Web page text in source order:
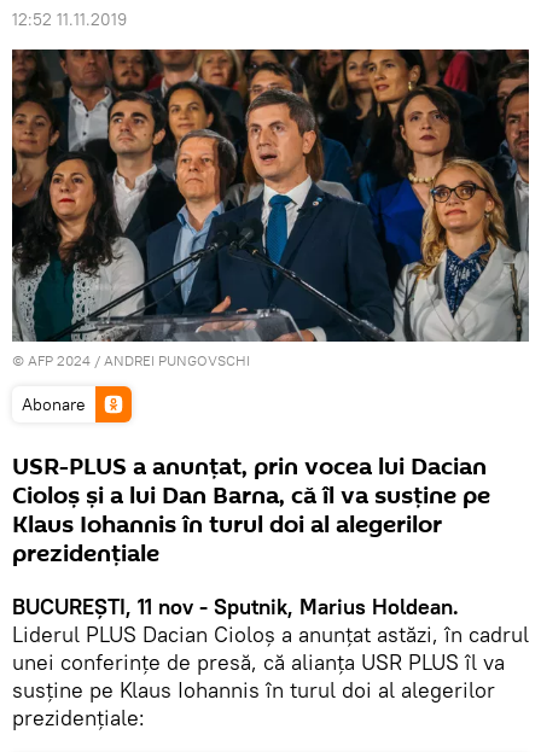
12:52 11.11.2019
© AFP 2024 / ANDREI PUNGOVSCHI
Abonare
USR-PLUS a anunțat, prin vocea lui Dacian
Cioloș și a lui Dan Barna, că îl va susține pe
Klaus Iohannis în turul doi al alegerilor
prezidențiale
BUCUREȘTI, 11 nov - Sputnik, Marius Holdean.
Liderul PLUS Dacian Cioloș a anunțat astăzi, în cadrul
unei conferințe de presă, că alianța USR PLUS îl va
susține pe Klaus Iohannis în turul doi al alegerilor
prezidențiale: